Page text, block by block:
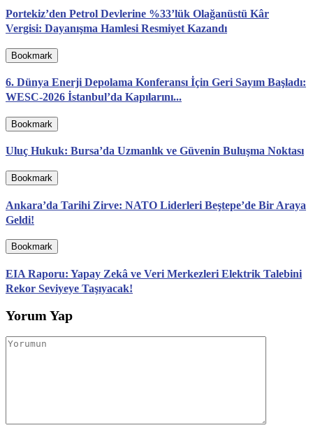
Portekiz’den Petrol Devlerine %33’lük Olağanüstü Kâr
Vergisi: Dayanışma Hamlesi Resmiyet Kazandı
Bookmark
6. Dünya Enerji Depolama Konferansı İçin Geri Sayım Başladı:
WESC-2026 İstanbul’da Kapılarını...
Bookmark
Uluç Hukuk: Bursa’da Uzmanlık ve Güvenin Buluşma Noktası
Bookmark
Ankara’da Tarihi Zirve: NATO Liderleri Beştepe’de Bir Araya
Geldi!
Bookmark
EIA Raporu: Yapay Zekâ ve Veri Merkezleri Elektrik Talebini
Rekor Seviyeye Taşıyacak!
Yorum Yap